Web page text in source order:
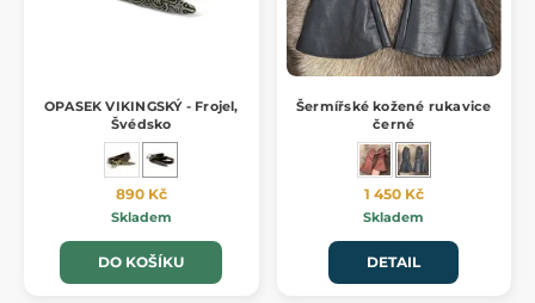
OPASEK VIKINGSKÝ - Frojel,
Švédsko
890 Kč
Skladem
DO KOŠÍKU
Šermířské kožené rukavice
černé
1 450 Kč
Skladem
DETAIL